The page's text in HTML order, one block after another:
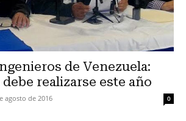
de Venezuela:
realizarse este año
agosto de 2016 0